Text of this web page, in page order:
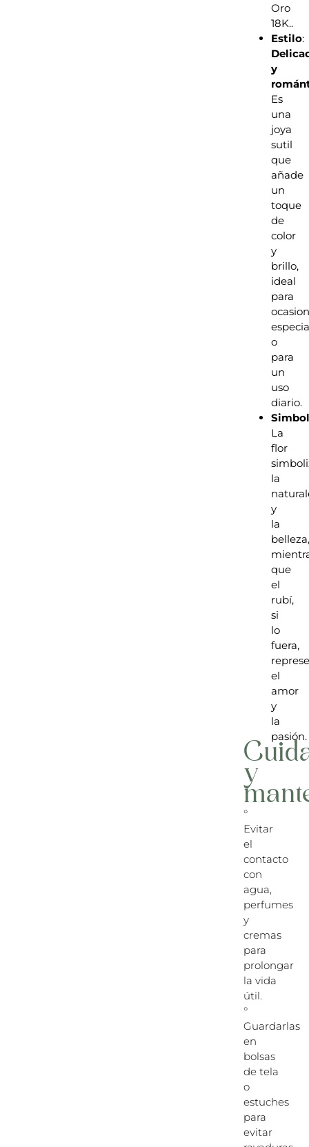
Oro
18K..
Estilo:
y
Es
una
joya
sutil
que
añade
un
toque
de
color
y
brillo,
ideal
para
o
para
un
uso
diario.
La
flor
la
y
la
belleza,
que
el
rubí,
si
lo
fuera,
el
amor
y
la
pasión.
y
°
Evitar
el
contacto
con
agua,
perfumes
y
cremas
para
prolongar
la vida
útil.
°
Guardarlas
en
bolsas
de tela
o
estuches
para
evitar